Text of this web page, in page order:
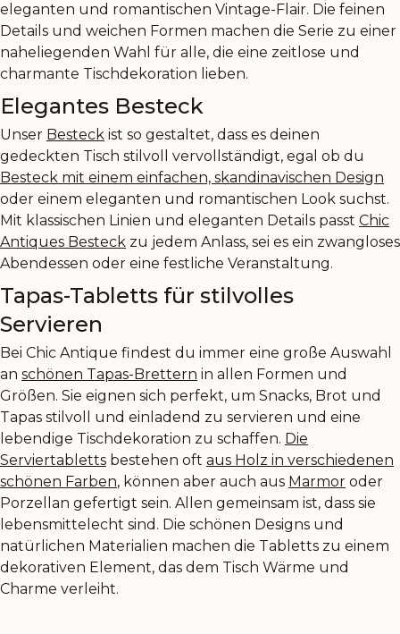
eleganten und romantischen Vintage-Flair. Die feinen
Details und weichen Formen machen die Serie zu einer
naheliegenden Wahl für alle, die eine zeitlose und
charmante Tischdekoration lieben.
Elegantes Besteck
Unser Besteck ist so gestaltet, dass es deinen
gedeckten Tisch stilvoll vervollständigt, egal ob du
Besteck mit einem einfachen, skandinavischen Design
oder einem eleganten und romantischen Look suchst.
Mit klassischen Linien und eleganten Details passt Chic
Antiques Besteck zu jedem Anlass, sei es ein zwangloses
Abendessen oder eine festliche Veranstaltung.
Tapas-Tabletts für stilvolles
Servieren
Bei Chic Antique findest du immer eine große Auswahl
an schönen Tapas-Brettern in allen Formen und
Größen. Sie eignen sich perfekt, um Snacks, Brot und
Tapas stilvoll und einladend zu servieren und eine
lebendige Tischdekoration zu schaffen. Die
Serviertabletts bestehen oft aus Holz in verschiedenen
schönen Farben, können aber auch aus Marmor oder
Porzellan gefertigt sein. Allen gemeinsam ist, dass sie
lebensmittelecht sind. Die schönen Designs und
natürlichen Materialien machen die Tabletts zu einem
dekorativen Element, das dem Tisch Wärme und
Charme verleiht.